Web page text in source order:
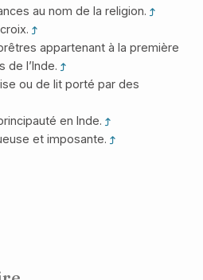
au nom de la religion.
appartenant à la première
de l’Inde.
ou de lit porté par des
en Inde.
et imposante.